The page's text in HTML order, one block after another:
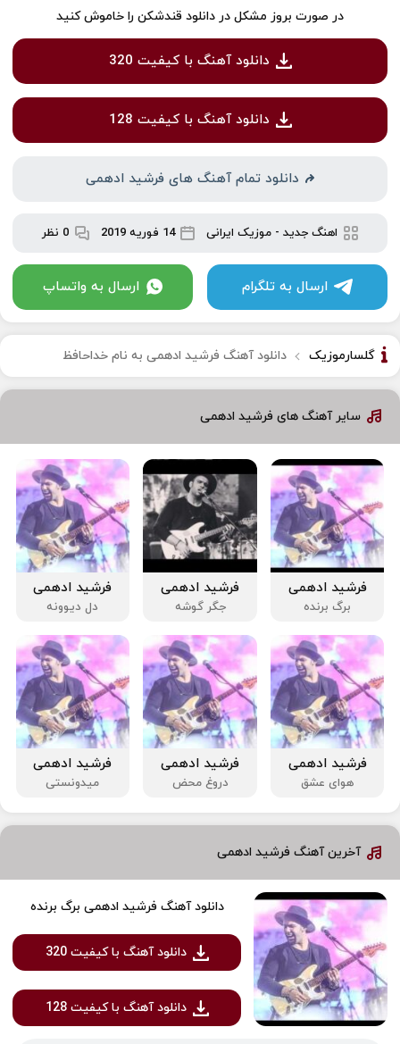
در صورت بروز مشکل در دانلود قندشکن را خاموش کنید
دانلود آهنگ با کیفیت 320
دانلود آهنگ با کیفیت 128
دانلود تمام آهنگ های فرشید ادهمی
اهنگ جدید- موزیک ایرانی 14 فوریه 2019 0 نظر
ارسال به تلگرام ارسال به واتساپ
گلسارموزیک دانلود آهنگ فرشید ادهمی به نام خداحافظ
سایر آهنگ های فرشید ادهمی
فرشید ادهمی
برگ برنده
فرشید ادهمی
جگر گوشه
فرشید ادهمی
دل دیوونه
فرشید ادهمی
هوای عشق
فرشید ادهمی
دروغ محض
فرشید ادهمی
میدونستی
آخرین آهنگ فرشید ادهمی
دانلود آهنگ فرشید ادهمی برگ برنده
دانلود آهنگ با کیفیت 320
دانلود آهنگ با کیفیت 128